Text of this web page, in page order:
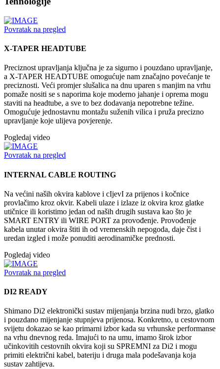
Povratak na pregled
X-TAPER HEADTUBE
Preciznost upravljanja ključna je za sigurno i pouzdano upravljanje,
a X-TAPER HEADTUBE omogućuje nam značajno povećanje te
preciznosti. Veći promjer slušalica na dnu uparen s manjim na vrhu
pomaže nositi se s naporima koje moderno jahanje i oprema mogu
staviti na headtube, a sve to bez dodavanja nepotrebne težine.
Omogućuje jednostavnu montažu suženih vilica i pruža precizno
upravljanje koje ulijeva povjerenje.
Pogledaj video
Povratak na pregled
INTERNAL CABLE ROUTING
Na većini naših okvira kablove i cIjevI za prijenos i kočnice
provlačimo kroz okvir. Kabeli ulaze i izlaze iz okvira kroz glatke
utičnice ili koristimo jedan od naših drugih sustava kao što je
SMART ENTRY ili WIRE PORT za provođenje. Provođenje
kabela unutar okvira štiti ih od vremenskih nepogoda, daje čist i
uredan izgled i može ponuditi aerodinamičke prednosti.
Pogledaj video
Povratak na pregled
DI2 READY
Shimano Di2 elektronički sustav mijenjanja brzina nudi brzo, glatko
i pouzdano mijenjanje stupnjeva prijenosa. Konkretno, u cestovnom
svijetu dokazao se kao primarni izbor kada su vrhunske performanse
na vrhu dnevnog reda. Imajući to na umu, imamo širok izbor
učinkovitih cestovnih okvira koji su SPREMNI za Di2 i mogu
primiti električni kabel, bateriju i druga mala podešavanja koja
sustav zahtijeva.